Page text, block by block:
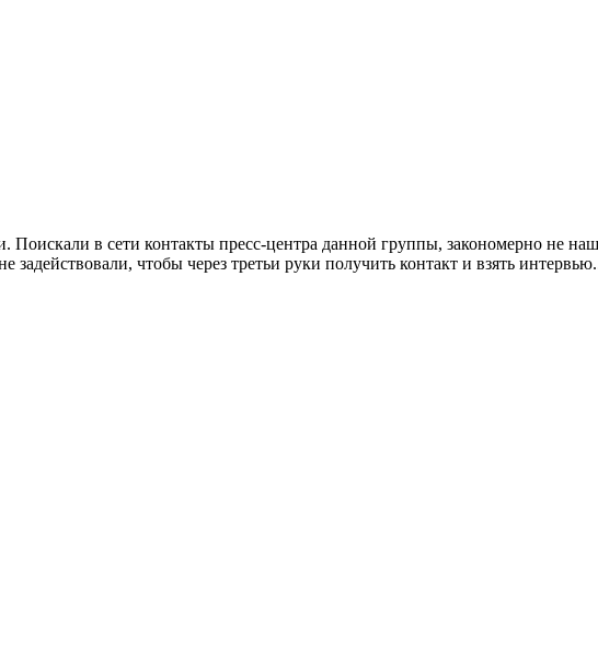
в сети контакты пресс-центра данной группы, закономерно не
чтобы через третьи руки получить контакт и взять